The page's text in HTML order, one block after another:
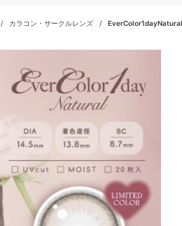
/ カラコン・サークルレンズ / EverColor1dayNatural